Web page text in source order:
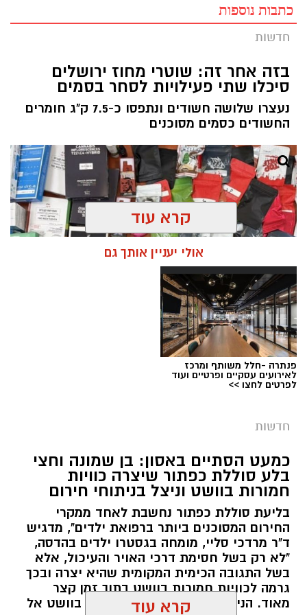
כתבות נוספות
חדשות
בזה אחר זה: שוטרי מחוז ירושלים
סיכלו שתי פעילויות לסחר בסמים
נעצרו שלושה חשודים ונתפסו כ-7.5 ק"ג חומרים
החשודים כסמים מסוכנים
צילום: דוברות המשטרה
מערכת ירושלים נט / 09:11 06.08.26
הסמים המסוכנים, בוצעו בימים האחרונים שתי
פעילויות ממוקדות, שהובילו למעצר של שלושה
החשודים כסמים מסוכנים, כסף מזומן ואמצעים
נוספים.
בפעילות בלשי תחנת לב הבירה שביצעו חיפוש
ע"פ צו בימ"ש, אותרו שני כלי רכב שעוררו את
חשדם של השוטרים. לאחר מעקב סמוי נעצרו שני
קרא עוד
אולי יעניין אותך גם
פנתרה -חלל משותף ומרכז
לאירועים עסקיים ופרטיים ועוד
לפרטים לחצו >>
חדשות
כמעט הסתיים באסון: בן שמונה וחצי
בלע סוללת כפתור שיצרה כוויות
חמורות בוושט וניצל בניתוחי חירום
בליעת סוללת כפתור נחשבת לאחד ממקרי
החירום המסוכנים ביותר ברפואת ילדים", מדגיש
ד"ר מרדכי סליי, מומחה בגסטרו ילדים בהדסה,
"לא רק בשל חסימת דרכי האויר והעיכול, אלא
בשל התגובה הכימית המקומית שהיא יצרה ובכך
גרמה לכוויות חמורות בוושט בתוך זמן קצר
מאוד. הניתוח הציל אותו מקרע חמור בוושט אל
קרא עוד